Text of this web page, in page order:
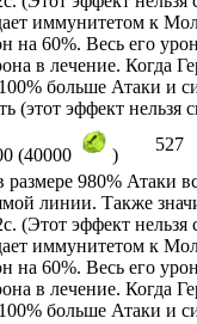
иммунитетом к
на 60%. Весь его
в лечение. Когда
больше Атаки и
(этот эффект нельзя
(40000 )
527
размере 980% Атаки
линии. Также
(Этот эффект
иммунитетом к
на 60%. Весь его
в лечение. Когда
больше Атаки и